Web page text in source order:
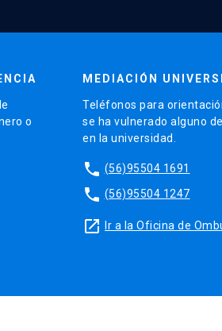
o
MEDIACIÓN
Teléfonos para
se ha vulnerado alguno
en la universidad.
phone (56)95504 1691
phone (56)95504 1247
launch Ir a la Oficina de